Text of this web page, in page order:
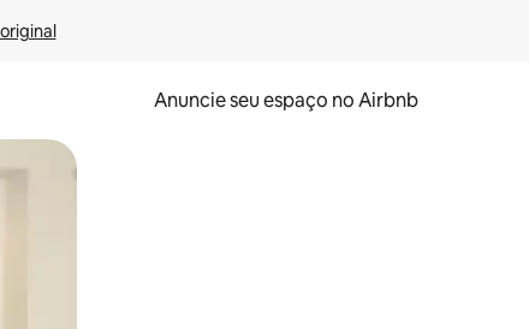
Anuncie seu espaço no Airbnb